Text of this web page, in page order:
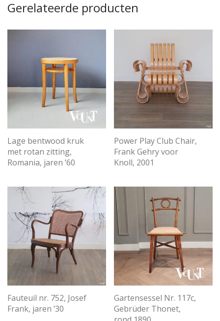
Gerelateerde producten
Lage bentwood kruk
met rotan zitting,
Romania, jaren ’60
Power Play Club Chair,
Frank Gehry voor
Knoll, 2001
Fauteuil nr. 752, Josef
Frank, jaren ’30
Gartensessel Nr. 117c,
Gebrüder Thonet,